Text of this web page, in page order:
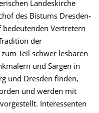
Landeskirche
des Bistums Dresden-
bedeutenden Vertretern
der
Teil schwer lesbaren
und Särgen in
und Dresden finden,
und werden mit
Interessenten